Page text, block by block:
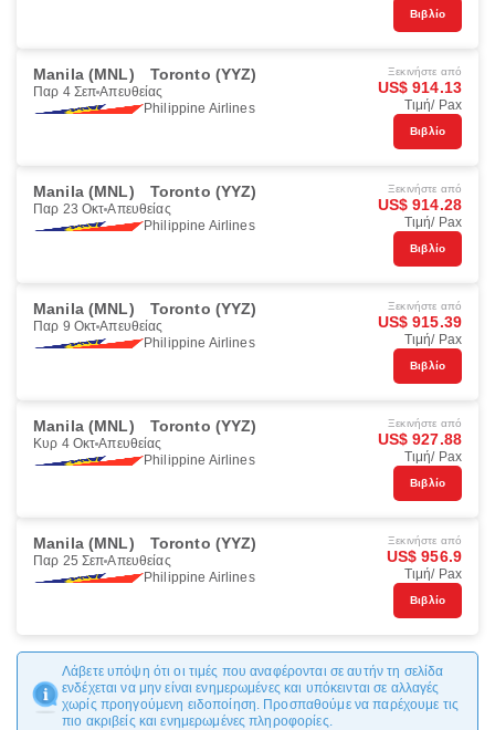
Βιβλίο
Manila (MNL) Toronto (YYZ)
Παρ 4 Σεπ Απευθείας
Philippine Airlines
Ξεκινήστε από
US$ 914.13
Τιμή/ Pax
Βιβλίο
Manila (MNL) Toronto (YYZ)
Παρ 23 Οκτ Απευθείας
Philippine Airlines
Ξεκινήστε από
US$ 914.28
Τιμή/ Pax
Βιβλίο
Manila (MNL) Toronto (YYZ)
Παρ 9 Οκτ Απευθείας
Philippine Airlines
Ξεκινήστε από
US$ 915.39
Τιμή/ Pax
Βιβλίο
Manila (MNL) Toronto (YYZ)
Κυρ 4 Οκτ Απευθείας
Philippine Airlines
Ξεκινήστε από
US$ 927.88
Τιμή/ Pax
Βιβλίο
Manila (MNL) Toronto (YYZ)
Παρ 25 Σεπ Απευθείας
Philippine Airlines
Ξεκινήστε από
US$ 956.9
Τιμή/ Pax
Βιβλίο
Λάβετε υπόψη ότι οι τιμές που αναφέρονται σε αυτήν τη σελίδα
ενδέχεται να μην είναι ενημερωμένες και υπόκεινται σε αλλαγές
χωρίς προηγούμενη ειδοποίηση. Προσπαθούμε να παρέχουμε τις
πιο ακριβείς και ενημερωμένες πληροφορίες.